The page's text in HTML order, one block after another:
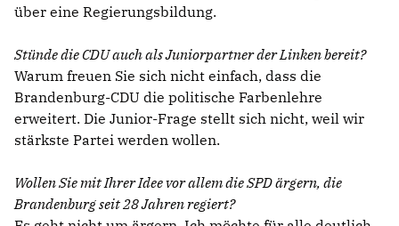
über eine Regierungsbildung.
Stünde die CDU auch als Juniorpartner der Linken bereit?
Warum freuen Sie sich nicht einfach, dass die
Brandenburg-CDU die politische Farbenlehre
erweitert. Die Junior-Frage stellt sich nicht, weil wir
stärkste Partei werden wollen.
Wollen Sie mit Ihrer Idee vor allem die SPD ärgern, die
Brandenburg seit 28 Jahren regiert?